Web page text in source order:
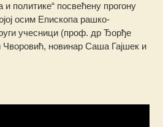
и политике“ посвећену прогону
осим Епископа рашко-
учесници (проф. др Ђорђе
новинар Саша Гајшек и